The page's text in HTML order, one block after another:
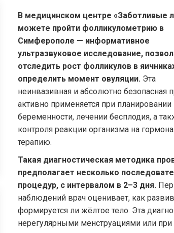
В медицинском центре «Заботливые
можете пройти фолликулометрию в
Симферополе — информативное
ультразвуковое исследование,
отследить рост фолликулов в
определить момент овуляции. Эта
неинвазивная и абсолютно безопасная
активно применяется при планировании
беременности, лечении бесплодия, а
контроля реакции организма на
терапию.
Такая диагностическая методика
предполагает несколько
процедур, с интервалом в 2–3 дня.
наблюдений врач оценивает, как
формируется ли жёлтое тело. Эта
нерегулярными менструациями или